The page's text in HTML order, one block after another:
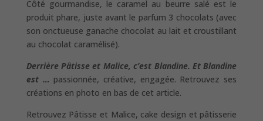
Côté gourmandise, le caramel au beurre salé est le
produit phare, juste avant le parfum 3 chocolats (avec
son onctueuse ganache chocolat au lait et croustillant
au chocolat caramélisé).
Derrière Pâtisse et Malice, c’est Blandine. Et Blandine
est … passionnée, créative, engagée. Retrouvez ses
créations en photo en bas de cet article.
Retrouvez Pâtisse et Malice, cake design et pâtisserie